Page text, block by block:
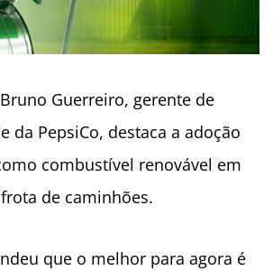
Guerreiro, gerente de
da PepsiCo, destaca a adoção
combustível renovável em
de caminhões.
que o melhor para agora é